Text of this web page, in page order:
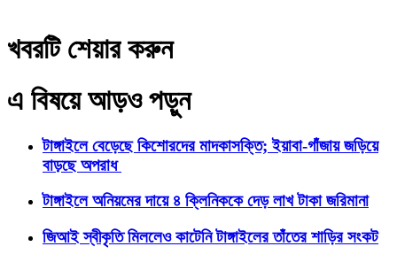
খবরটি শেয়ার করুন
এ বিষয়ে আড়ও পড়ুন
টাঙ্গাইলে বেড়েছে কিশোরদের মাদকাসক্তি; ইয়াবা-গাঁজায় জড়িয়ে
বাড়ছে অপরাধ
টাঙ্গাইলে অনিয়মের দায়ে ৪ ক্লিনিককে দেড় লাখ টাকা জরিমানা
জিআই স্বীকৃতি মিললেও কাটেনি টাঙ্গাইলের তাঁতের শাড়ির সংকট